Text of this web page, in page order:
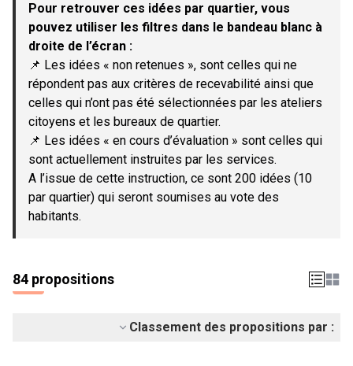
Pour retrouver ces idées par quartier, vous
pouvez utiliser les filtres dans le bandeau blanc à
droite de l’écran :
📌 Les idées « non retenues », sont celles qui ne
répondent pas aux critères de recevabilité ainsi que
celles qui n’ont pas été sélectionnées par les ateliers
citoyens et les bureaux de quartier.
📌 Les idées « en cours d’évaluation » sont celles qui
sont actuellement instruites par les services.
A l’issue de cette instruction, ce sont 200 idées (10
par quartier) qui seront soumises au vote des
habitants.
84 propositions
Classement des propositions par :